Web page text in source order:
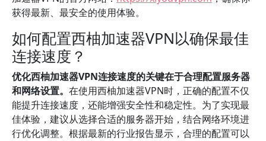
获得最新、最安全的使用体验。
如何配置西柚加速器VPN以确保最佳
连接速度？
优化西柚加速器VPN连接速度的关键在于合理配置服务器
和网络设置。 在使用西柚加速器VPN时，正确的配置不仅
能提升连接速度，还能增强安全性和稳定性。为了实现最
佳体验，建议从选择合适的服务器开始，结合网络环境进
行优化调整。根据最新的行业报告显示，合理的配置可以